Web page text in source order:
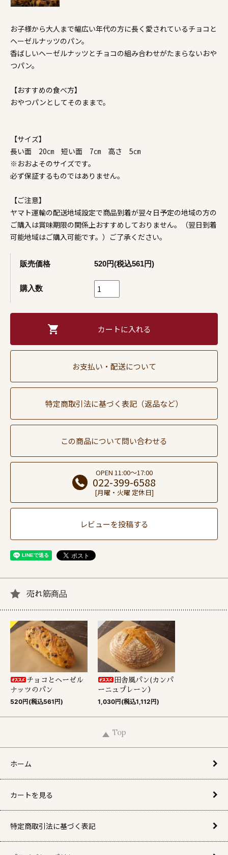
お子様から大人まで幅広い年代の方に長く愛されているチョコと
ヘーゼルナッツのパン。
香ばしいヘーゼルナッツとチョコの組み合わせがたまらないおや
つパン。
【おすすめの食べ方】
おやつパンとしてそのままで。
【サイズ】
長い面 20㎝ 短い面 7㎝ 高さ 5㎝
※おおよそのサイズです。
必ず保証するものではありません。
【ご注意】
ヤマト運輸の配送地域設定で商品到着が翌々日予定の地域の方の
ご購入は賞味期限の関係上おすすめしておりません。（翌日到着
可能地域はご購入可能です。）ご了承ください。
販売価格 520円(税込561円)
購入数
お支払い・配送について
特定商取引法に基づく表記（返品など）
この商品について問い合わせる
OPEN 11:00～17:00
022-399-6588
[月曜・火曜 定休日]
レビューを投稿する
売れ筋商品
チョコとヘーゼル
ナッツのパン
520円(税込561円)
田舎風パン(カンパ
ーニュプレーン）
1,030円(税込1,112円)
Top
ホーム
カートを見る
特定商取引法に基づく表記